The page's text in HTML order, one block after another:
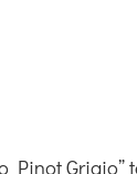
Pinot Grigio”